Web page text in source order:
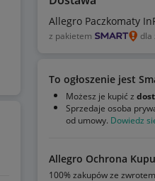
Allegro Paczkomaty
z pakietem dla
To ogłoszenie jest
Możesz je kupić z
Sprzedaje osoba
od umowy. Dowiedz
Allegro Ochrona
100% zakupów ze